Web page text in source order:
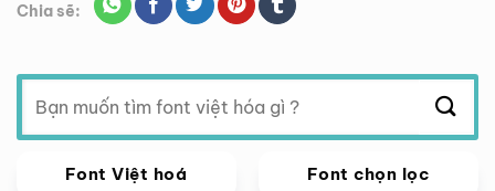
Chia sẽ:
Tìm
kiếm:
Font Việt hoá Font chọn lọc